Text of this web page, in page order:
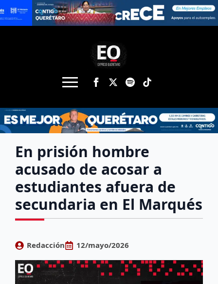
En prisión hombre
acusado de acosar a
estudiantes afuera de
secundaria en El Marqués
Redacción 12/mayo/2026